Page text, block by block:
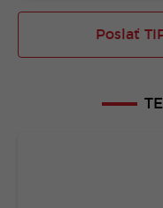
Poslať